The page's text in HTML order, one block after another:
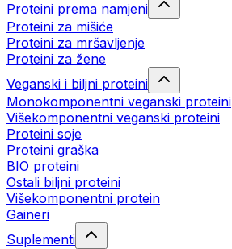
Proteini prema namjeni
Proteini za mišiće
Proteini za mršavljenje
Proteini za žene
Veganski i biljni proteini
Monokomponentni veganski proteini
Višekomponentni veganski proteini
Proteini soje
Proteini graška
BIO proteini
Ostali biljni proteini
Višekomponentni protein
Gaineri
Suplementi